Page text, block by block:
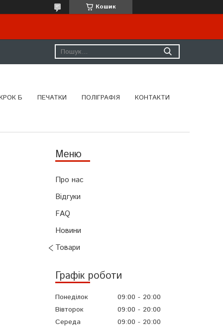
Кошик
Б ПЕЧАТКИ ПОЛІГРАФІЯ КОНТАКТИ
Про нас
Відгуки
FAQ
Новини
Товари
Графік роботи
Понеділок 09:00
20:00
Вівторок
09:00
20:00
Середа
09:00
20:00